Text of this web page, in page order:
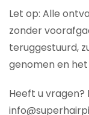
Let op: Alle
zonder
teruggestuurd,
genomen en
Heeft u